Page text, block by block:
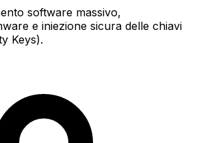
software massivo,
e iniezione sicura delle chiavi
Keys).